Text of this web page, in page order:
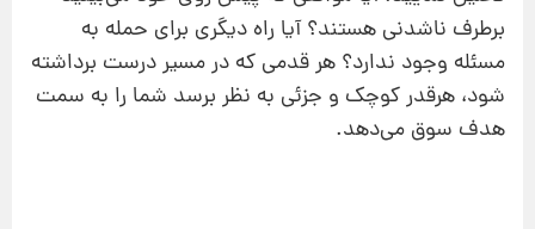
برطرف ناشدنی هستند؟ آیا راه دیگری برای حمله به
مسئله وجود ندارد؟ هر قدمی که در مسیر درست برداشته
شود، هرقدر کوچک و جزئی به نظر برسد شما را به سمت
هدف سوق می‌دهد.